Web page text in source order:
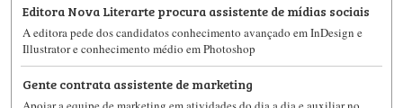
Editora Nova Literarte procura assistente de mídias sociais
A editora pede dos candidatos conhecimento avançado em InDesign e
Illustrator e conhecimento médio em Photoshop
Gente contrata assistente de marketing